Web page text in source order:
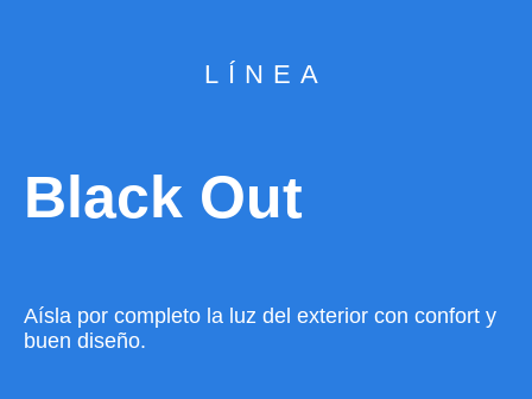
LÍNEA
Black Out
Aísla por completo la luz del exterior con confort y
buen diseño.